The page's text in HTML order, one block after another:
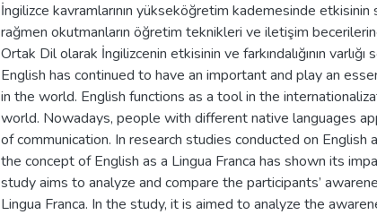
İngilizce kavramlarının yükseköğretim kademesinde etkisinin
rağmen okutmanların öğretim teknikleri ve iletişim
Ortak Dil olarak İngilizcenin etkisinin ve farkındalığının varlığı
English has continued to have an important and play an
in the world. English functions as a tool in the
world. Nowadays, people with different native languages
of communication. In research studies conducted on English
the concept of English as a Lingua Franca has shown its
study aims to analyze and compare the participants’
Lingua Franca. In the study, it is aimed to analyze the